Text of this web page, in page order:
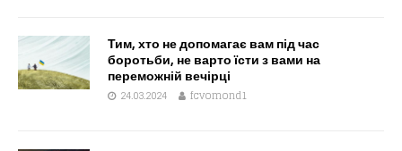
Тим, хто не допомагає вам під час
боротьби, не варто їсти з вами на
переможній вечірці
24.03.2024 fcvomond1